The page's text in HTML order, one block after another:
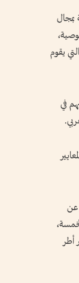
بمجال
يقوم
في
العالمي 2024 الصادر عن
أطر